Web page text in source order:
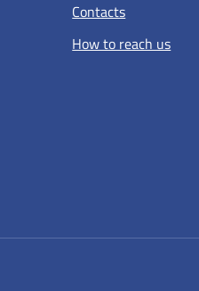
Contacts
How to reach us